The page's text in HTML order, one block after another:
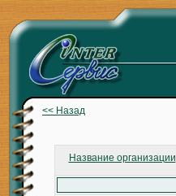
<< Назад
Название организации